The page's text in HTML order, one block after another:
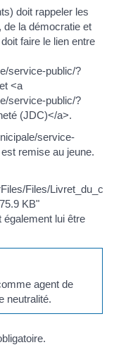
doit rappeler les
de la démocratie et
faire le lien entre
service-public/?
<a
service-public/?
(JDC)</a>.
service-
remise au jeune.
Files/
KB"
lui être
agent de
neutralité.